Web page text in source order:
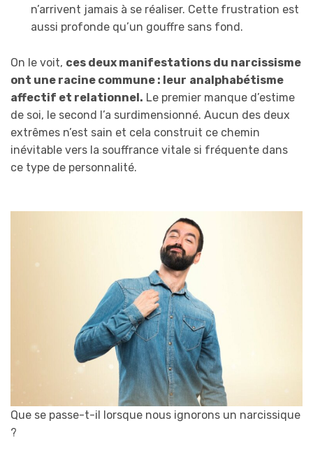
n’arrivent jamais à se réaliser. Cette frustration est
aussi profonde qu’un gouffre sans fond.
On le voit, ces deux manifestations du narcissisme
ont une racine commune : leur analphabétisme
affectif et relationnel. Le premier manque d’estime
de soi, le second l’a surdimensionné. Aucun des deux
extrêmes n’est sain et cela construit ce chemin
inévitable vers la souffrance vitale si fréquente dans
ce type de personnalité.
Que se passe-t-il lorsque nous ignorons un narcissique
?